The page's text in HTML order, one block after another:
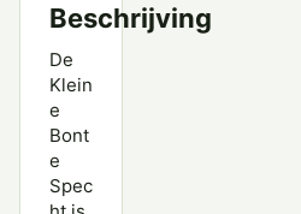
Beschrijving
De
Klein
e
Bont
e
Spec